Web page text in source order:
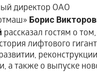
директор ОАО
Борис
рассказал гостям о том,
лифтового
а также о выпуске